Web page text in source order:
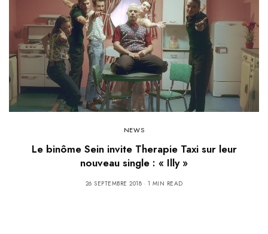
NEWS
Le binôme Sein invite Therapie Taxi sur leur
nouveau single : « Illy »
26 SEPTEMBRE 2018 1 MIN READ